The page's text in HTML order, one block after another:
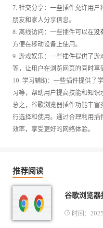
7. 社交分享：一些插件允许用
朋友和家人分享信息。
8. 离线访问：一些插件可以在没
方便在移动设备上使用。
9. 游戏娱乐：一些插件提供了
等，让用户在浏览网页的同时享
10. 学习辅助：一些插件提供了
习等，帮助用户提高技能和知识
总之，谷歌浏览器插件功能丰
行选择和使用。通过合理利用插
效率，享受更好的网络体验。
推荐阅读
时间：